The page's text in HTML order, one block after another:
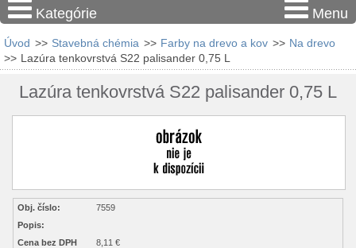
Kategórie Menu
Úvod >> Stavebná chémia >> Farby na drevo a kov >> Na drevo
>> Lazúra tenkovrstvá S22 palisander 0,75 L
Lazúra tenkovrstvá S22 palisander 0,75 L
Obj. číslo:
7559
Popis:
Cena bez DPH
8,11 €